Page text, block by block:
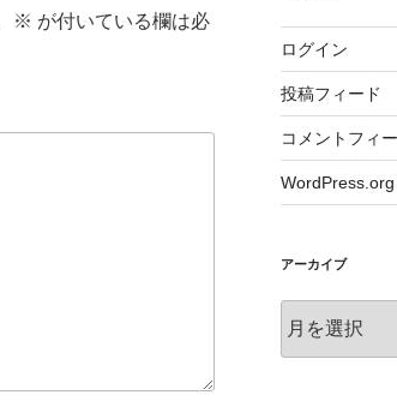
※ が付いている欄は必
ログイン
投稿フィード
コメントフィ
WordPress.org
アーカイブ
ー